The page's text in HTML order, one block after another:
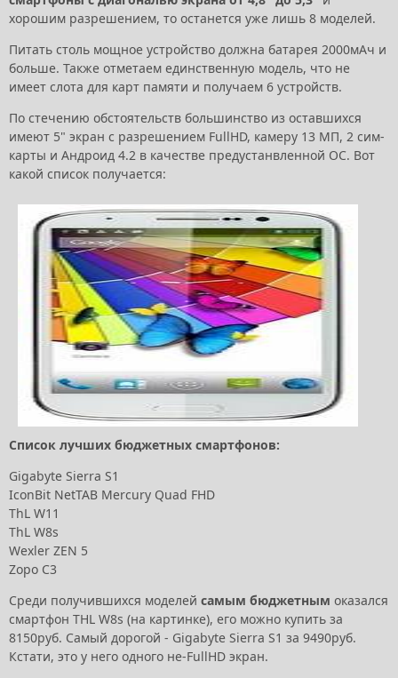
хорошим разрешением, то останется уже лишь 8 моделей.
Питать столь мощное устройство должна батарея 2000мАч и
больше. Также отметаем единственную модель, что не
имеет слота для карт памяти и получаем 6 устройств.
По стечению обстоятельств большинство из оставшихся
имеют 5" экран с разрешением FullHD, камеру 13 МП, 2 сим-
карты и Андроид 4.2 в качестве предустанвленной ОС. Вот
какой список получается:
Список лучших бюджетных смартфонов:
Gigabyte Sierra S1
IconBit NetTAB Mercury Quad FHD
ThL W11
ThL W8s
Wexler ZEN 5
Zopo C3
Среди получившихся моделей самым бюджетным оказался
смартфон THL W8s (на картинке), его можно купить за
8150руб. Самый дорогой - Gigabyte Sierra S1 за 9490руб.
Кстати, это у него одного не-FullHD экран.